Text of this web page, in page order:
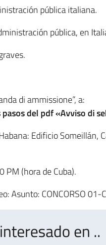
pública italiana.
pública, en
di ammissione”, a:
del pdf «Avviso di
Edificio Someillán,
PM (hora de Cuba).
Asunto: CONCORSO
en ..